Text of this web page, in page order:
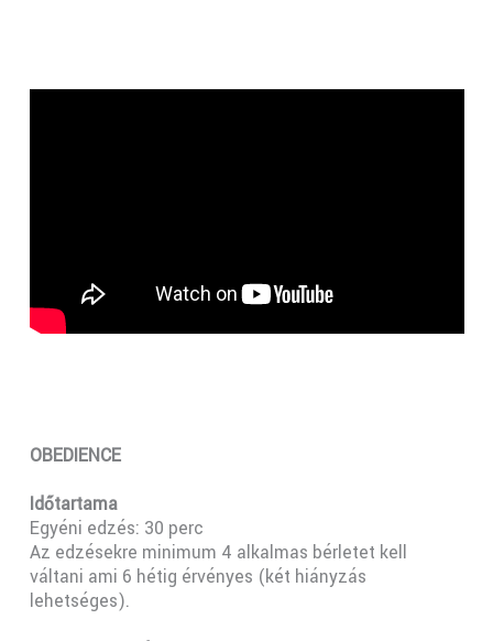
OBEDIENCE
Időtartama
Egyéni edzés: 30 perc
Az edzésekre minimum 4 alkalmas bérletet kell
váltani ami 6 hétig érvényes (két hiányzás
lehetséges).